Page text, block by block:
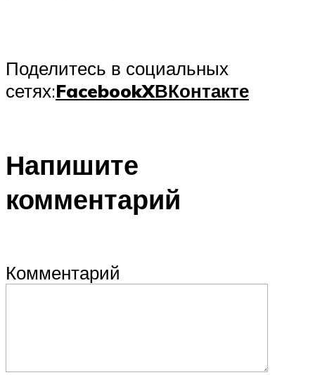
Поделитесь в социальных
сетях:FacebookXВКонтакте
Напишите
комментарий
Комментарий